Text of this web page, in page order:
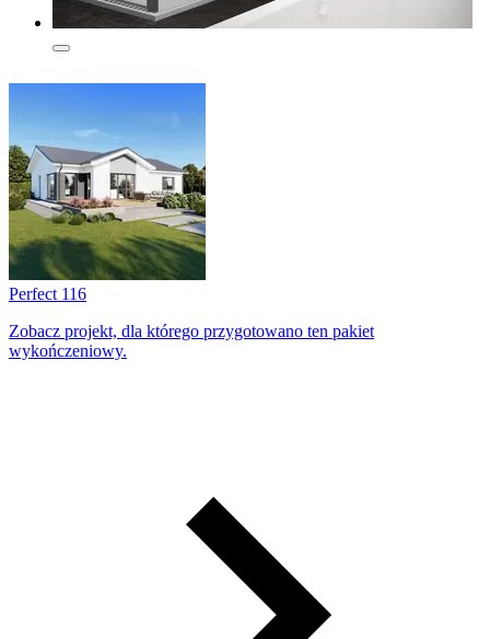
Perfect 116
Zobacz projekt, dla którego przygotowano ten pakiet
wykończeniowy.